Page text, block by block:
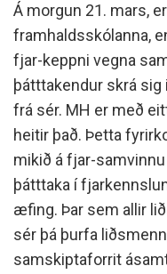
Á morgun 21. mars,
framhaldsskólanna,
fjar-keppni vegna
þátttakendur skrá
frá sér. MH er með
heitir það. Þetta
mikið á fjar-
þátttaka í
æfing. Þar sem allir
sér þá þurfa
samskiptaforrit